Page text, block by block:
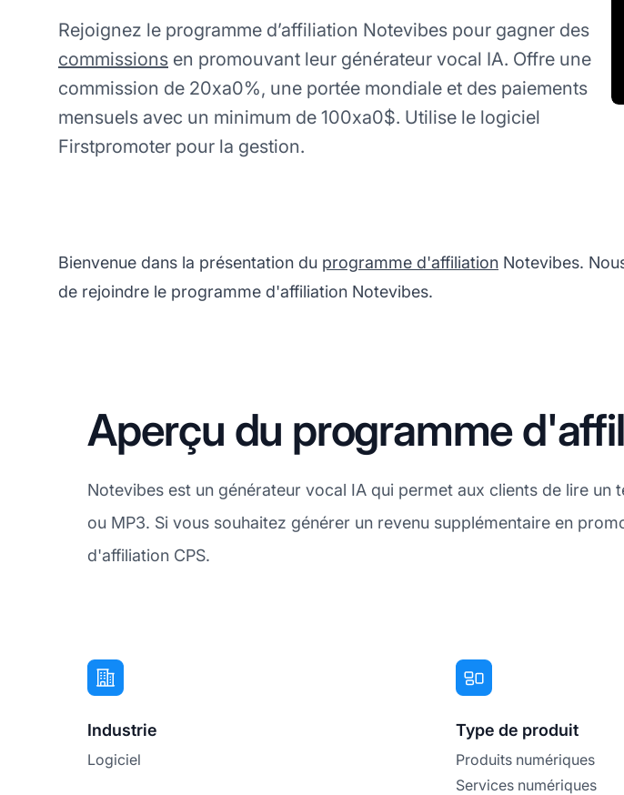
Rejoignez le programme d’affiliation Notevibes pour gagner des
commissions en promouvant leur générateur vocal IA. Offre une
commission de 20xa0%, une portée mondiale et des paiements
mensuels avec un minimum de 100xa0$. Utilise le logiciel
Firstpromoter pour la gestion.
Bienvenue dans la présentation du programme d'affiliation Notevibes.
de rejoindre le programme d'affiliation Notevibes.
Aperçu du programme
Notevibes est un générateur vocal IA qui permet aux clients de lire
ou MP3. Si vous souhaitez générer un revenu supplémentaire en
d'affiliation CPS.
Industrie
Logiciel
Type de produit
Produits numériques
Services numériques